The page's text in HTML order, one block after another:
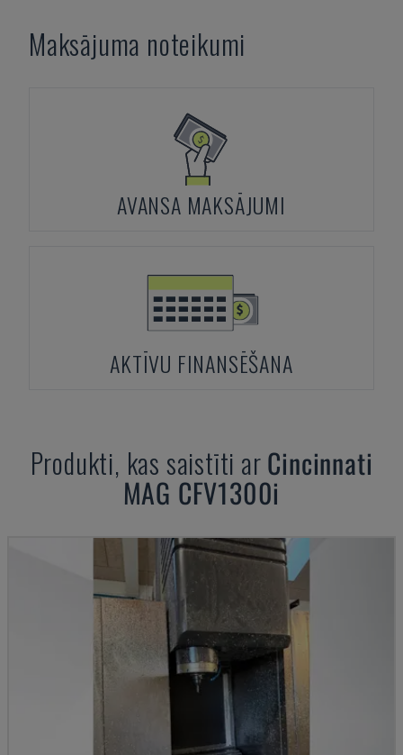
Maksājuma noteikumi
AVANSA MAKSĀJUMI
AKTĪVU FINANSĒŠANA
Produkti, kas saistīti arCincinnati
MAG CFV1300i